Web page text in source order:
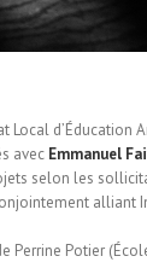
Local d’Éducation
avec Emmanuel
selon les
alliant
Perrine Potier